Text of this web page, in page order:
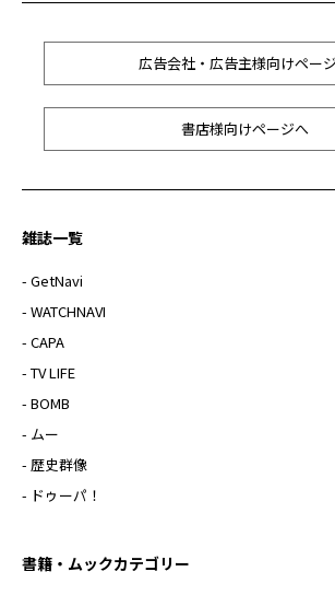
広告会社・広告主様向けペー
書店様向けページへ
雑誌一覧
- GetNavi
- WATCHNAVI
- CAPA
- TV LIFE
- BOMB
- ムー
- 歴史群像
- ドゥーパ！
書籍・ムックカテゴリー